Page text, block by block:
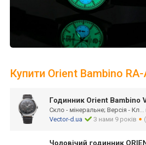
Купити Orient Bambino
Годинник Orient Bambino
Скло - мінеральне; Версія - Кл
Vector-d.ua
З нами 9 років
Чоловічий годинник